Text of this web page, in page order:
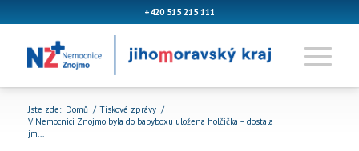
+420 515 215 111
Jste zde: Domů / Tiskové zprávy /
V Nemocnici Znojmo byla do babyboxu uložena holčička – dostala
jm...